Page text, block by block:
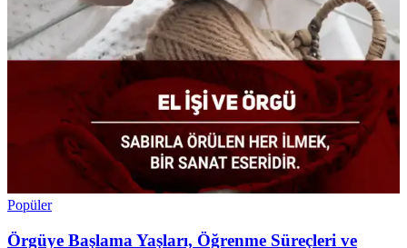
Popüler
Örgüye Başlama Yaşları, Öğrenme Süreçleri ve